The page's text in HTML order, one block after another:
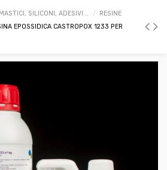
SILICONI, ADESIVI...
RESINE
EPOSSIDICA CASTROPOX 1233 PER